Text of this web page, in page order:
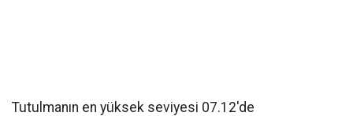
Tutulmanın en yüksek seviyesi 07.12'de